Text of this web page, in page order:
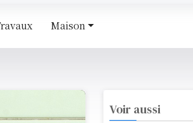
Maison
Voir aussi